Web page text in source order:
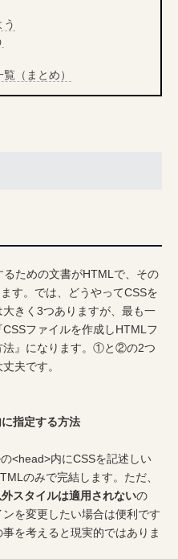
う
（まとめ）
ための文書がHTMLで、その
す。では、どうやってCSSを
きく3つありますが、最も一
ファイルを作成しHTMLフ
法』になります。①と②の2つ
夫です。
指定する方法
<head>内にCSSを記述しい
のみで完結します。ただ、
スタイルは適用されないの
を変更したい場合は便利です
を考えると現実的ではありま